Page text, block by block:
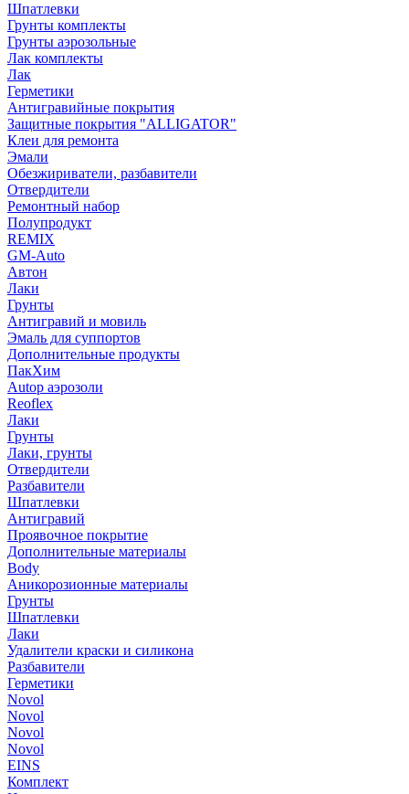
Шпатлевки
Грунты комплекты
Грунты аэрозольные
Лак комплекты
Лак
Герметики
Антигравийные покрытия
Защитные покрытия "ALLIGATOR"
Клеи для ремонта
Эмали
Обезжириватели, разбавители
Отвердители
Ремонтный набор
Полупродукт
REMIX
GM-Auto
Автон
Лаки
Грунты
Антигравий и мовиль
Эмаль для суппортов
Дополнительные продукты
ПакХим
Autop аэрозоли
Reoflex
Лаки
Грунты
Лаки, грунты
Отвердители
Разбавители
Шпатлевки
Антигравий
Проявочное покрытие
Дополнительные материалы
Body
Аникорозионные материалы
Грунты
Шпатлевки
Лаки
Удалители краски и силикона
Разбавители
Герметики
Novol
Novol
Novol
Novol
EINS
Комплект